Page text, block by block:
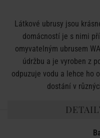
Látkové ubrusy jsou
domácností je s nimi
omyvatelným ubrusem
údržbu a je vyroben z
odpuzuje vodu a lehce ho
dostání v